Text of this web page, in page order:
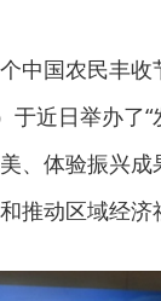
中国农民丰
于近日举办了
、体验振兴
推动区域经济